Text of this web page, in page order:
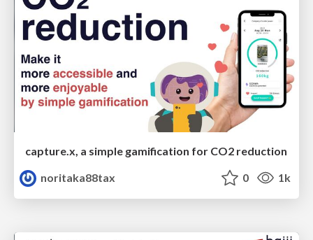
capture.x, a simple gamification for CO2 reduction
noritaka88tax
0 1k